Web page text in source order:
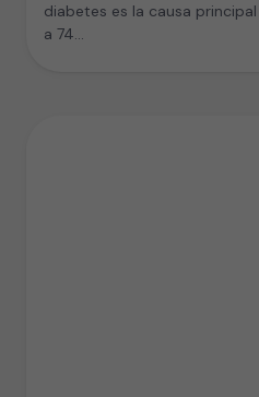
diabetes es la causa
a 74…